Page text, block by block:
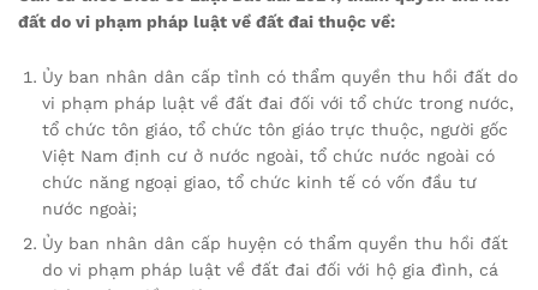
đất do vi phạm pháp luật về đất đai thuộc về:
Ủy ban nhân dân cấp tỉnh có thẩm quyền thu hồi đất do
vi phạm pháp luật về đất đai đối với tổ chức trong nước,
tổ chức tôn giáo, tổ chức tôn giáo trực thuộc, người gốc
Việt Nam định cư ở nước ngoài, tổ chức nước ngoài có
chức năng ngoại giao, tổ chức kinh tế có vốn đầu tư
nước ngoài;
Ủy ban nhân dân cấp huyện có thẩm quyền thu hồi đất
do vi phạm pháp luật về đất đai đối với hộ gia đình, cá